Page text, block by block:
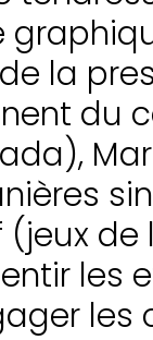
la
du
(jeux
les
les